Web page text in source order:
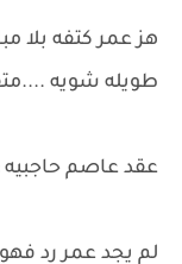
هز عمر كتفه بلا
طويله شويه
عقد عاصم حاجبيه :
لم يجد عمر رد